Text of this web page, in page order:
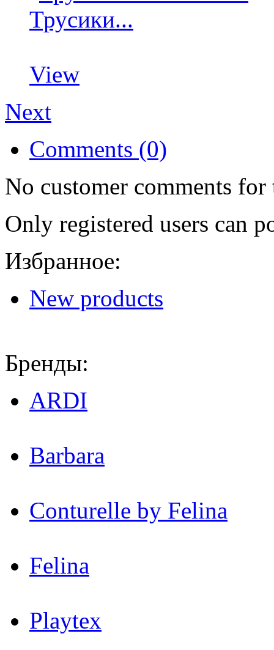
Трусики...
View
Next
Comments (0)
No customer comments for
Only registered users can
Избранное:
New products
Бренды:
ARDI
Barbara
Conturelle by Felina
Felina
Playtex